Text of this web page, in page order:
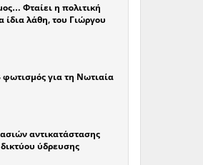
Φταίει η πολιτική
λάθη, του Γιώργου
για τη Νωτιαία
αντικατάστασης
ύδρευσης